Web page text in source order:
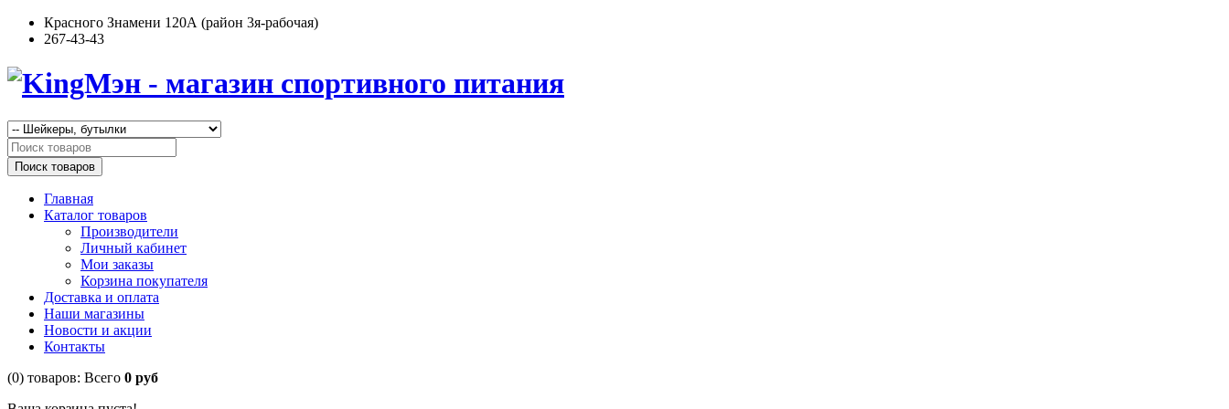
Красного Знамени 120А (район 3я-рабочая)
267-43-43
Поиск товаров
Главная
Каталог товаров
Производители
Личный кабинет
Мои заказы
Корзина покупателя
Доставка и оплата
Наши магазины
Новости и акции
Контакты
(0) товаров: Всего 0 руб